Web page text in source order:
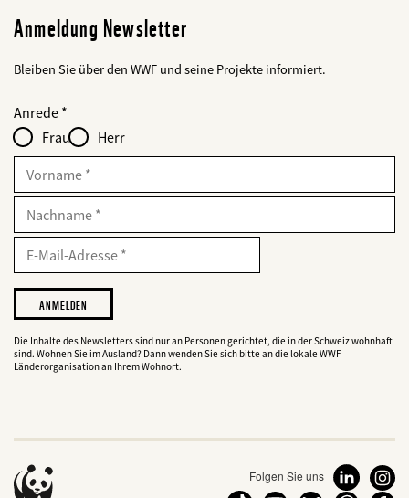
Anmeldung Newsletter
Bleiben Sie über den WWF und seine Projekte informiert.
Infofelder
löschen
-
für
web2lead
Anrede
Frau
Herr
Vorname
Nachname
E-
Mailadresse
Mail
Adresse
möchte,
der
WWF
mich
Die Inhalte des Newsletters sind nur an Personen gerichtet, die in der Schweiz wohnhaft
sind. Wohnen Sie im Ausland? Dann wenden Sie sich bitte an die lokale WWF-
Länderorganisation an Ihrem Wohnort.
Folgen Sie uns